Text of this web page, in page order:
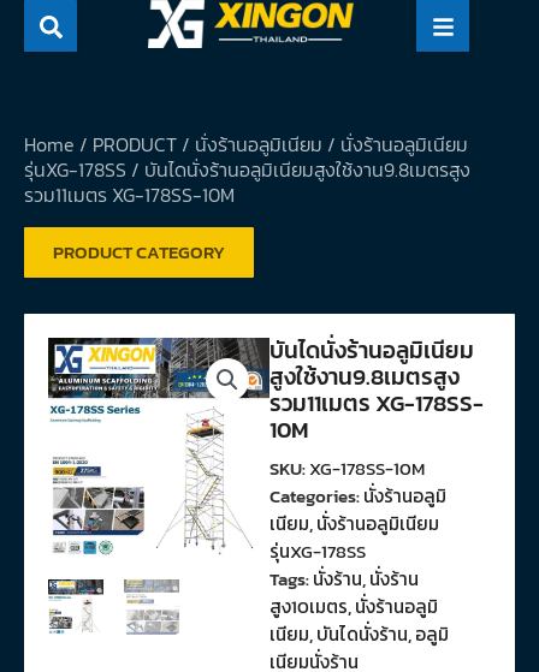
Skip
Home / PRODUCT / นั่งร้านอลูมิเนียม / นั่งร้านอลูมิเนียม
รุ่นXG-178SS / บันไดนั่งร้านอลูมิเนียมสูงใช้งาน9.8เมตรสูง
รวม11เมตร XG-178SS-10M
PRODUCT CATEGORY
บันไดนั่งร้านอลูมิเนียม
สูงใช้งาน9.8เมตรสูง
รวม11เมตร XG-178SS-
10M
SKU:XG-178SS-10M
Categories:นั่งร้านอลูมิ
เนียม,นั่งร้านอลูมิเนียม
รุ่นXG-178SS
Tags:นั่งร้าน,นั่งร้าน
สูง10เมตร,นั่งร้านอลูมิ
เนียม,บันไดนั่งร้าน,อลูมิ
เนียมนั่งร้าน